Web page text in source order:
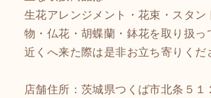
生花アレンジメント・花束・スタン
物・仏花・胡蝶蘭・鉢花を取り扱っ
近くへ来た際は是非お立ち寄りくだ
店舗住所：茨城県つくば市北条５１